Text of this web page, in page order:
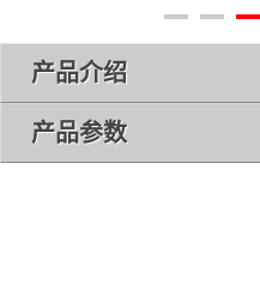
产品介绍
产品参数